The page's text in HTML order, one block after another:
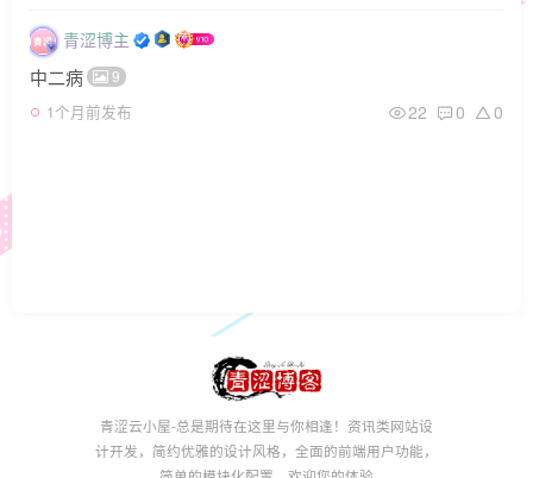
青涩博主
中二病 9
1个月前发布 22 0 0
青涩云小屋-总是期待在这里与你相逢！资讯类网站设
计开发，简约优雅的设计风格，全面的前端用户功能，